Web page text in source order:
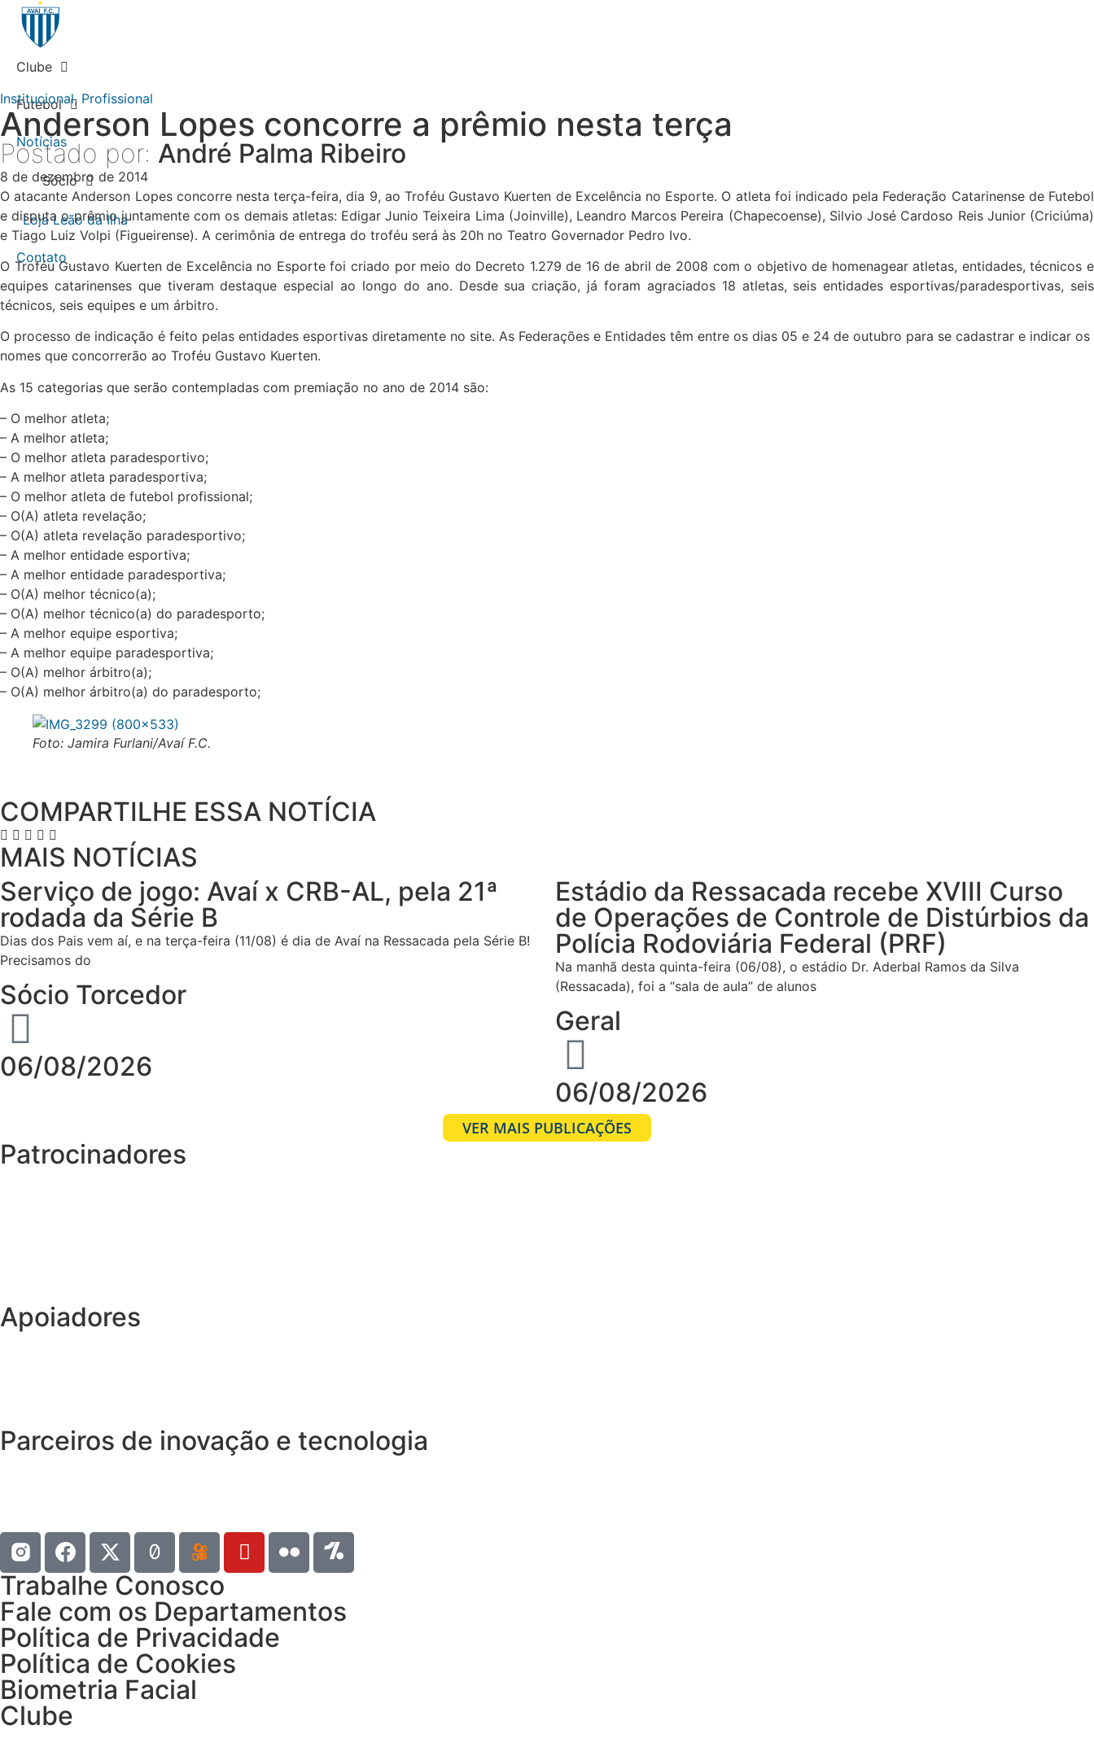
Clube
Futebol
Notícias
Sócio
Loja Leão da Ilha
Contato
Institucional, Profissional
Anderson Lopes concorre a prêmio nesta terça
Postado por: André Palma Ribeiro
8 de dezembro de 2014
O atacante Anderson Lopes concorre nesta terça-feira, dia 9, ao Troféu Gustavo Kuerten de Excelência no Esporte. O atleta foi indicado pela Federação Catarinense de Futebol
e disputa o prêmio juntamente com os demais atletas: Edigar Junio Teixeira Lima (Joinville), Leandro Marcos Pereira (Chapecoense), Silvio José Cardoso Reis Junior (Criciúma)
e Tiago Luiz Volpi (Figueirense). A cerimônia de entrega do troféu será às 20h no Teatro Governador Pedro Ivo.
O Troféu Gustavo Kuerten de Excelência no Esporte foi criado por meio do Decreto 1.279 de 16 de abril de 2008 com o objetivo de homenagear atletas, entidades, técnicos e
equipes catarinenses que tiveram destaque especial ao longo do ano. Desde sua criação, já foram agraciados 18 atletas, seis entidades esportivas/paradesportivas, seis
técnicos, seis equipes e um árbitro.
O processo de indicação é feito pelas entidades esportivas diretamente no site. As Federações e Entidades têm entre os dias 05 e 24 de outubro para se cadastrar e indicar os
nomes que concorrerão ao Troféu Gustavo Kuerten.
As 15 categorias que serão contempladas com premiação no ano de 2014 são:
– O melhor atleta;
– A melhor atleta;
– O melhor atleta paradesportivo;
– A melhor atleta paradesportiva;
– O melhor atleta de futebol profissional;
– O(A) atleta revelação;
– O(A) atleta revelação paradesportivo;
– A melhor entidade esportiva;
– A melhor entidade paradesportiva;
– O(A) melhor técnico(a);
– O(A) melhor técnico(a) do paradesporto;
– A melhor equipe esportiva;
– A melhor equipe paradesportiva;
– O(A) melhor árbitro(a);
– O(A) melhor árbitro(a) do paradesporto;
Foto: Jamira Furlani/Avaí F.C.
COMPARTILHE ESSA NOTÍCIA
MAIS NOTÍCIAS
Serviço de jogo: Avaí x CRB-AL, pela 21ª
rodada da Série B
Dias dos Pais vem aí, e na terça-feira (11/08) é dia de Avaí na Ressacada pela Série B!
Precisamos do
Sócio Torcedor
06/08/2026
Estádio da Ressacada recebe XVIII Curso
de Operações de Controle de Distúrbios da
Polícia Rodoviária Federal (PRF)
Na manhã desta quinta-feira (06/08), o estádio Dr. Aderbal Ramos da Silva
(Ressacada), foi a “sala de aula” de alunos
Geral
06/08/2026
VER MAIS PUBLICAÇÕES
Patrocinadores
Apoiadores
Parceiros de inovação e tecnologia
Trabalhe Conosco
Fale com os Departamentos
Política de Privacidade
Política de Cookies
Biometria Facial
Clube